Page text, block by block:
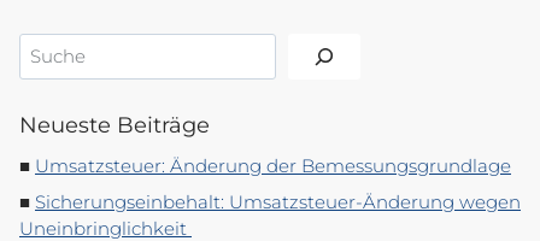
Suchen
Neueste Beiträge
Umsatzsteuer: Änderung der Bemessungsgrundlage
Sicherungseinbehalt: Umsatzsteuer-Änderung wegen
Uneinbringlichkeit